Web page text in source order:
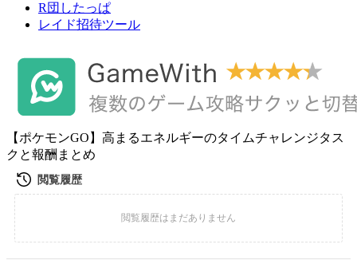
R団したっぱ
レイド招待ツール
【ポケモンGO】高まるエネルギーのタイムチャレンジタス
クと報酬まとめ